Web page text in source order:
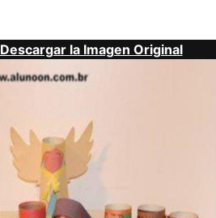
Descargar la Imagen Original